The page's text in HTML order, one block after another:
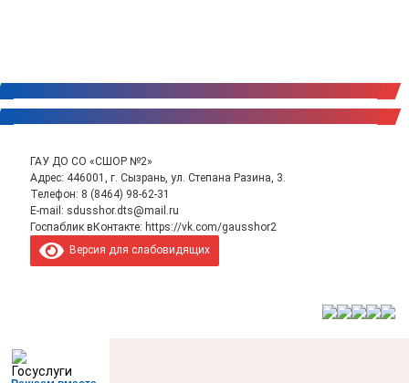
ГАУ ДО СО «СШОР №2»
Адрес: 446001, г. Сызрань, ул. Степана Разина, 3.
Телефон: 8 (8464) 98-62-31
E-mail: sdusshor.dts@mail.ru
Госпаблик вКонтакте: https://vk.com/gausshor2
Версия для слабовидящих